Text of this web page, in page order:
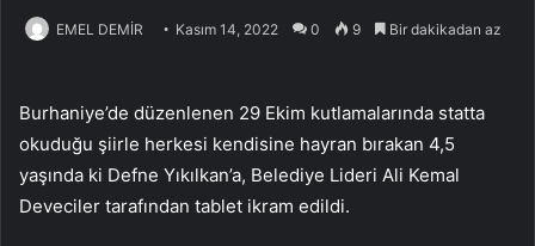
EMEL DEMİR Kasım 14, 2022 0 9 Bir dakikadan az
Burhaniye’de düzenlenen 29 Ekim kutlamalarında statta
okuduğu şiirle herkesi kendisine hayran bırakan 4,5
yaşında ki Defne Yıkılkan’a, Belediye Lideri Ali Kemal
Deveciler tarafından tablet ikram edildi.